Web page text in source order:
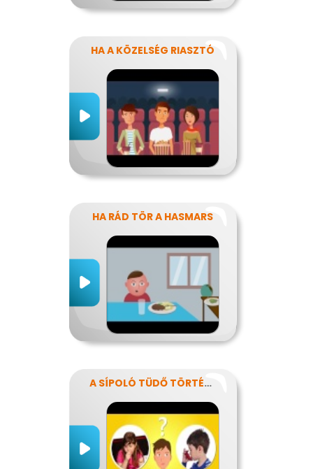
HA A KÖZELSÉG RIASZTÓ
HA RÁD TÖR A HASMARS
A SÍPOLÓ TÜDŐ TÖRTÉNETE